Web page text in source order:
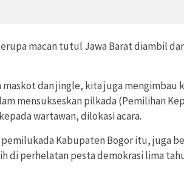
macan tutul Jawa Barat diambil
dan jingle, kita juga mengimbau
mensukseskan pilkada (Pemilihan
wartawan, dilokasi acara.
Kabupaten Bogor itu, juga
di perhelatan pesta demokrasi lima